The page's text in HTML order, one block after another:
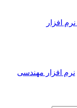
نرم افزار مهندسی